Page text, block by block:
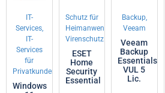
IT-
Services,
IT-
Services
für
Privatkunden
Windows
Schutz für
Heimanwender,
Virenschutz
ESET
Home
Security
Essential
Backup,
Veeam
Veeam
Backup
Essentials
VUL 5
Lic.